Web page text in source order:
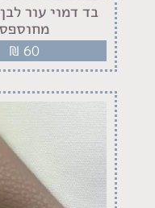
בד דמוי עור
₪ 60